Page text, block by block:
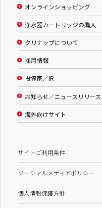
オンラインショッピング
浄水器カートリッジの購入
クリナップについて
採用情報
投資家／IR
お知らせ／ニュースリリース
海外向けサイト
サイトご利用条件
ソーシャルメディアポリシー
個人情報保護方針